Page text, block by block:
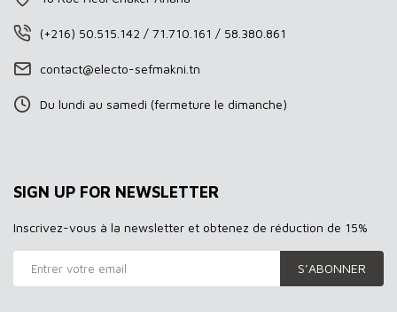
(+216) 50.515.142 / 71.710.161 / 58.380.861
contact@electo-sefmakni.tn
Du lundi au samedi (fermeture le dimanche)
SIGN UP FOR NEWSLETTER
Inscrivez-vous à la newsletter et obtenez de réduction de 15%
S’ABONNER